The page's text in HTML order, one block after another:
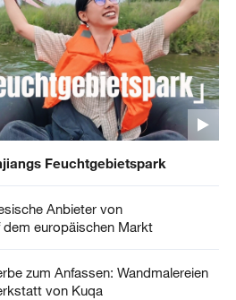
Feuchtgebietspark
Anbieter von
europäischen Markt
zum Anfassen: Wandmalereien
von Kuqa